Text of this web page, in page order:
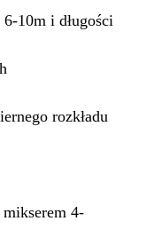
10m i długości
rozkładu
4-